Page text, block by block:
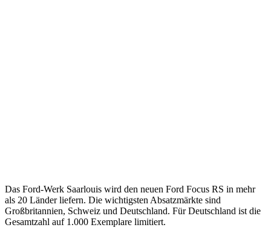
Das Ford-Werk Saarlouis wird den neuen Ford Focus RS in mehr
als 20 Länder liefern. Die wichtigsten Absatzmärkte sind
Großbritannien, Schweiz und Deutschland. Für Deutschland ist die
Gesamtzahl auf 1.000 Exemplare limitiert.